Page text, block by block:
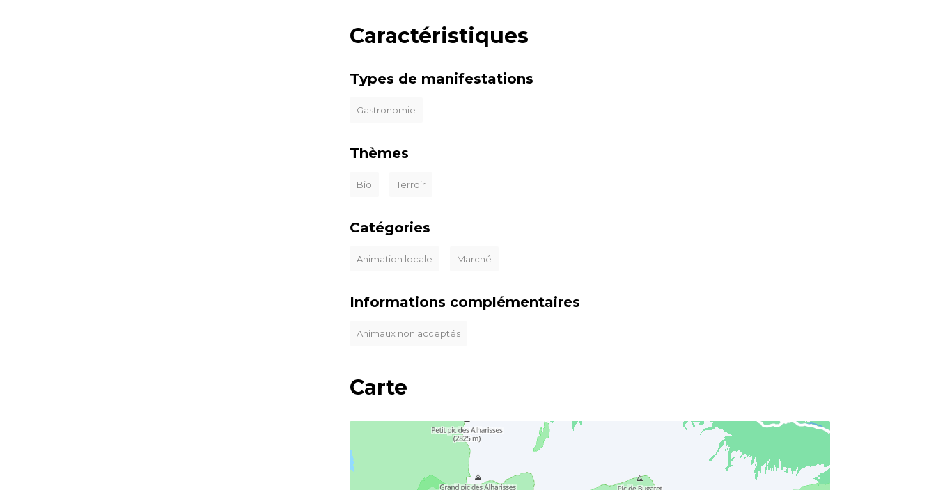
Caractéristiques
Types de manifestations
Gastronomie
Thèmes
Bio Terroir
Catégories
Animation locale Marché
Informations complémentaires
Animaux non acceptés
Carte